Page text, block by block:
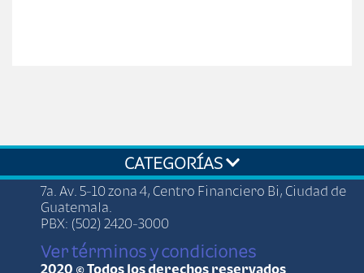
CATEGORÍAS
7a. Av. 5-10 zona 4, Centro Financiero Bi, Ciudad de
Guatemala.
PBX: (502) 2420-3000
Ver términos y condiciones
2020 © Todos los derechos reservados